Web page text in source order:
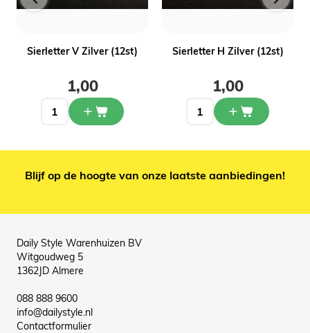
Sierletter V Zilver (12st)
1,00
Sierletter H Zilver (12st)
1,00
Blijf op de hoogte van onze laatste aanbiedingen!
Daily Style Warenhuizen BV
Witgoudweg 5
1362JD Almere
088 888 9600
info@dailystyle.nl
Contactformulier